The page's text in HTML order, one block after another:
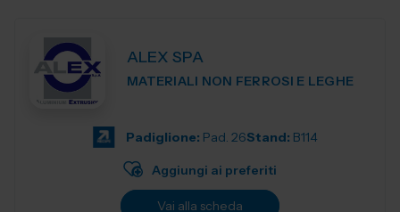
ALEX SPA
MATERIALI NON FERROSI E LEGHE
Padiglione: Pad. 26Stand: B114
Aggiungi ai preferiti
Vai alla scheda